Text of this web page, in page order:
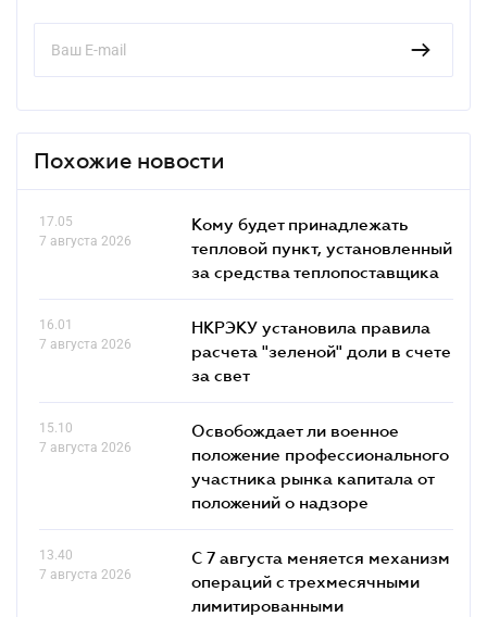
Похожие новости
17.05
7 августа 2026
Кому будет принадлежать
тепловой пункт, установленный
за средства теплопоставщика
16.01
7 августа 2026
НКРЭКУ установила правила
расчета "зеленой" доли в счете
за свет
15.10
7 августа 2026
Освобождает ли военное
положение профессионального
участника рынка капитала от
положений о надзоре
13.40
7 августа 2026
С 7 августа меняется механизм
операций с трехмесячными
лимитированными